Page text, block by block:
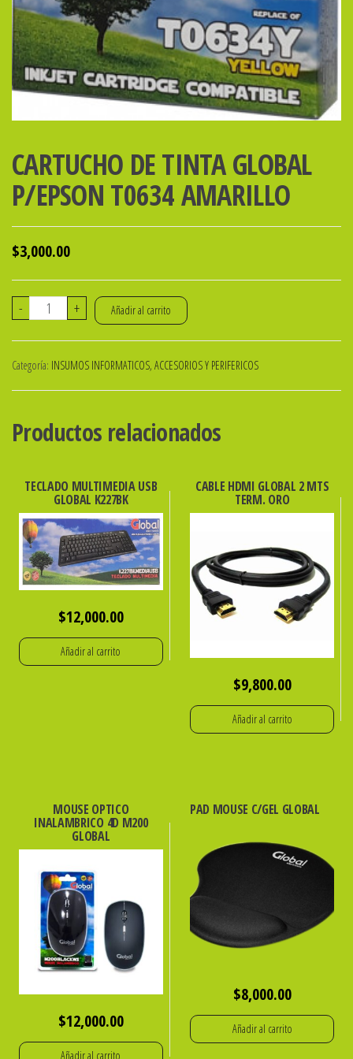
CARTUCHO DE TINTA GLOBAL
P/EPSON T0634 AMARILLO
$3,000.00
-
CARTUCHO
GLOBAL
P/EPSON
AMARILLO
+ Añadir al carrito
Categoría: INSUMOS INFORMATICOS, ACCESORIOS Y PERIFERICOS
Productos relacionados
TECLADO MULTIMEDIA USB
GLOBAL K227BK
$12,000.00
Añadir al carrito
CABLE HDMI GLOBAL 2 MTS
TERM. ORO
$9,800.00
Añadir al carrito
MOUSE OPTICO
INALAMBRICO 4D M200
GLOBAL
$12,000.00
Añadir al carrito
PAD MOUSE C/GEL GLOBAL
$8,000.00
Añadir al carrito